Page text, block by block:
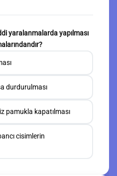
yaralanmalarda yapılması
durdurulması
pamukla kapatılması
cisimlerin